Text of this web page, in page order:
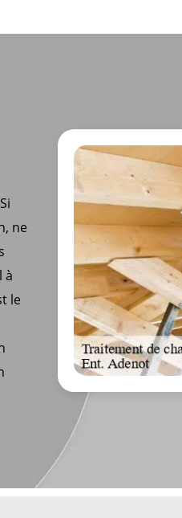
ne
à
le